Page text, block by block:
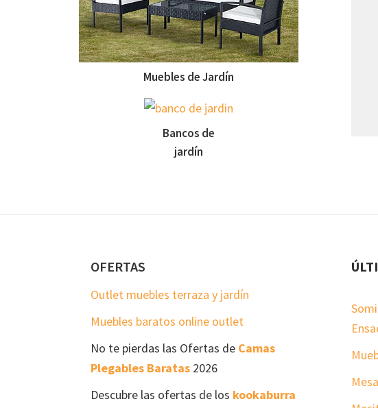
Muebles de Jardín
Bancos de
jardín
OFERTAS
Outlet muebles terraza y jardín
Muebles baratos online outlet
No te pierdas las Ofertas de Camas
Plegables Baratas 2026
Descubre las ofertas de los kookaburra